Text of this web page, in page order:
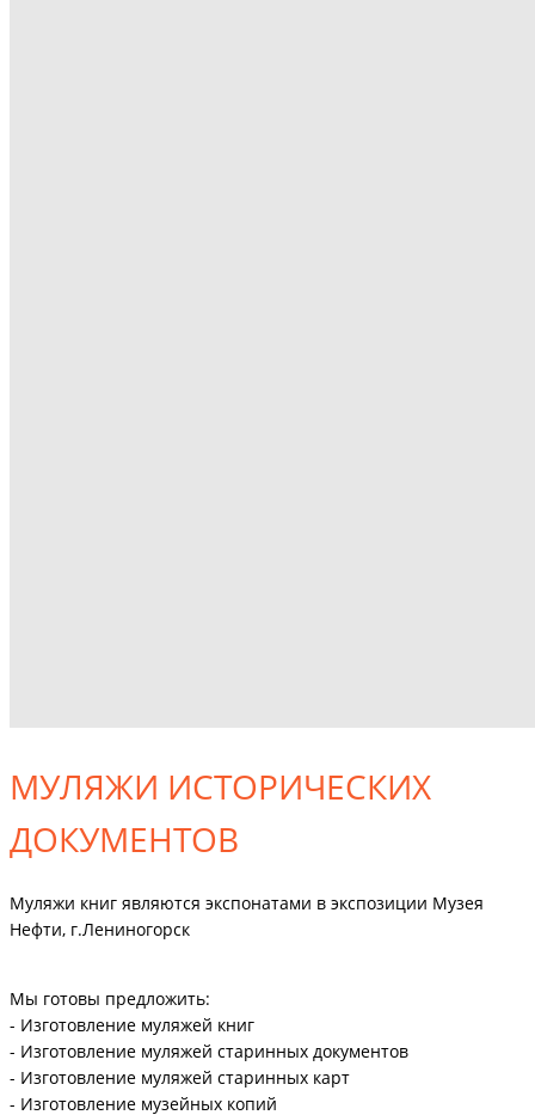
МУЛЯЖИ ИСТОРИЧЕСКИХ
ДОКУМЕНТОВ
Муляжи книг являются экспонатами в экспозиции Музея
Нефти, г.Лениногорск
Мы готовы предложить:
- Изготовление муляжей книг
- Изготовление муляжей старинных документов
- Изготовление муляжей старинных карт
- Изготовление музейных копий